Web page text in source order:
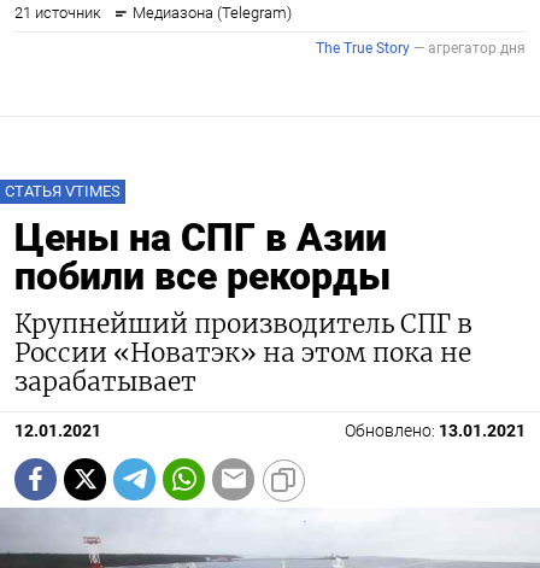
СТАТЬЯ VTIMES
Цены на СПГ в Азии
побили все рекорды
Крупнейший производитель СПГ в
России «Новатэк» на этом пока не
зарабатывает
12.01.2021 Обновлено: 13.01.2021